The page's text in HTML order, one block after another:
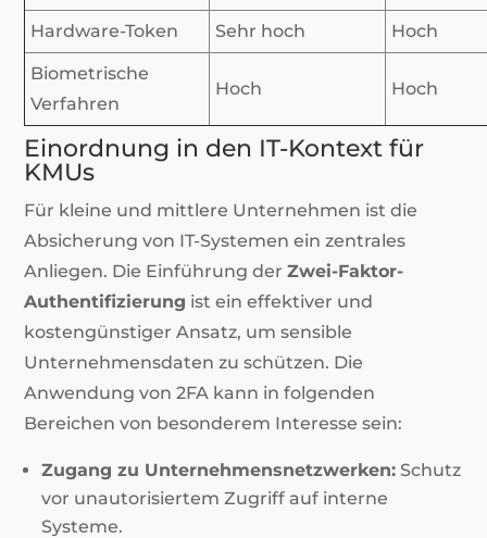
Hardware-Token Sehr hoch Hoch
Biometrische
Verfahren
Hoch Hoch
Einordnung in den IT-Kontext für
KMUs
Für kleine und mittlere Unternehmen ist die
Absicherung von IT-Systemen ein zentrales
Anliegen. Die Einführung derZwei-Faktor-
Authentifizierung ist ein effektiver und
kostengünstiger Ansatz, um sensible
Unternehmensdaten zu schützen. Die
Anwendung von 2FA kann in folgenden
Bereichen von besonderem Interesse sein:
Zugang zu Unternehmensnetzwerken: Schutz
vor unautorisiertem Zugriff auf interne
Systeme.